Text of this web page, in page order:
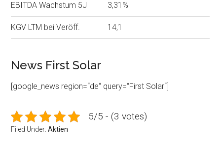
EBITDA Wachstum 5J 3,31%
KGV LTM bei Veröff. 14,1
News First Solar
[google_news region=“de“ query=“First Solar“]
5/5 - (3 votes)
Filed Under:Aktien